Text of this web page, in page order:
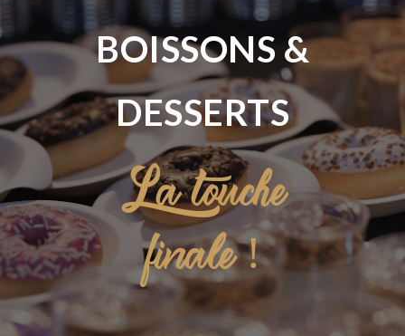
BOISSONS &
DESSERTS
La touche
finale !